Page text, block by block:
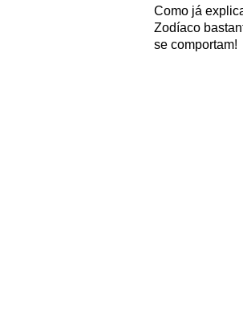
Como já
Zodíaco
se comportam!